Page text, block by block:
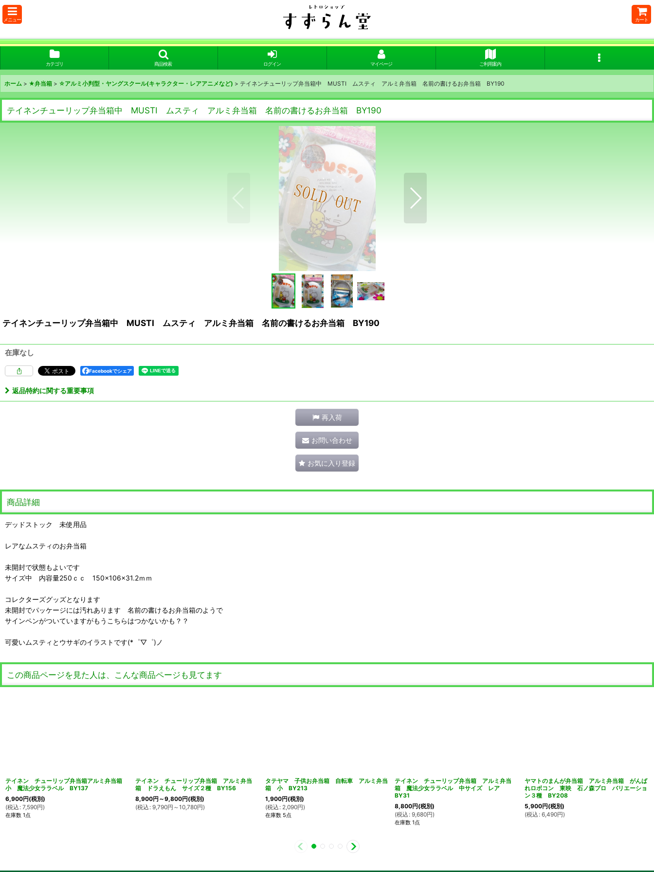
メニュー カート
カテゴリ 商品検索 ログイン マイページ ご利用案内
ホーム > ★弁当箱 > ☆アルミ小判型・ヤングスクール(キャラクター・レアアニメなど) > テイネンチューリップ弁当箱中 MUSTI ムスティ アルミ弁当箱 名前の書けるお弁当箱 BY190
テイネンチューリップ弁当箱中 MUSTI ムスティ アルミ弁当箱 名前の書けるお弁当箱 BY190
テイネンチューリップ弁当箱中 MUSTI ムスティ アルミ弁当箱 名前の書けるお弁当箱 BY190
在庫なし
Facebookでシェア
返品特約に関する重要事項
再入荷
お問い合わせ
お気に入り登録
商品詳細
デッドストック 未使用品
レアなムスティのお弁当箱
未開封で状態もよいです
サイズ中 内容量250ｃｃ 150×106×31.2ｍｍ
コレクターズグッズとなります
未開封でパッケージには汚れあります 名前の書けるお弁当箱のようで
サインペンがついていますがもうこちらはつかないかも？？
可愛いムスティとウサギのイラストです(*゜▽゜)ノ
この商品ページを見た人は、こんな商品ページも見てます
テイネン チューリップ弁当箱アルミ弁当箱
小 魔法少女ララベル BY137
6,900円(税別)
(税込 : 7,590円)
在庫数 1点
テイネン チューリップ弁当箱 アルミ弁当
箱 ドラえもん サイズ２種 BY156
8,900円 ～9,800円(税別)
(税込 : 9,790円 ～10,780円)
タテヤマ 子供お弁当箱 自転車 アルミ弁当
箱 小 BY213
1,900円(税別)
(税込 : 2,090円)
在庫数 5点
テイネン チューリップ弁当箱 アルミ弁当
箱 魔法少女ララベル 中サイズ レア
BY31
8,800円(税別)
(税込 : 9,680円)
在庫数 1点
ヤマトのまんが弁当箱 アルミ弁当箱 がんば
れロボコン 東映 石ノ森プロ バリエーショ
ン３種 BY208
5,900円(税別)
(税込 : 6,490円)